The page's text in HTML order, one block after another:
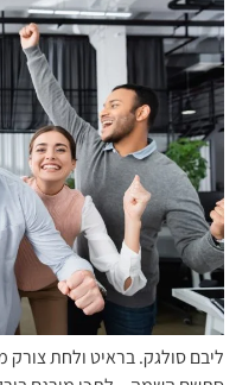
ליבם סולגק. בראיט ולחת